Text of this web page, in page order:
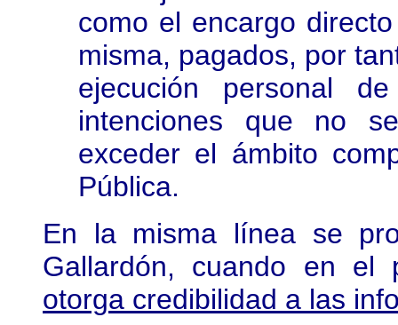
como el encargo
misma, pagados, por
ejecución personal
intenciones que no
exceder el ámbito
Pública.
En la misma línea se
Gallardón, cuando en el
otorga credibilidad a las